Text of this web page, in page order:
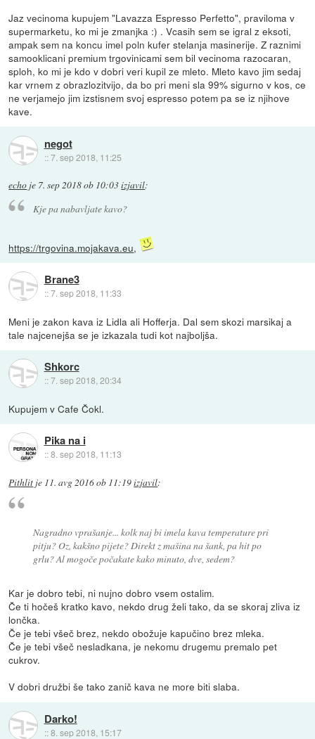
Jaz vecinoma kupujem "Lavazza Espresso Perfetto", praviloma v
supermarketu, ko mi je zmanjka :) . Vcasih sem se igral z eksoti,
ampak sem na koncu imel poln kufer stelanja masinerije. Z raznimi
samooklicani premium trgovinicami sem bil vecinoma razocaran,
sploh, ko mi je kdo v dobri veri kupil ze mleto. Mleto kavo jim sedaj
kar vrnem z obrazlozitvijo, da bo pri meni sla 99% sigurno v kos, ce
ne verjamejo jim izstisnem svoj espresso potem pa se iz njihove
kave.
negot
::7. sep 2018, 11:25
echo je 7. sep 2018 ob 10:03izjavil:
Kje pa nabavljate kavo?
https://trgovina.mojakava.eu,
Brane3
::7. sep 2018, 11:33
Meni je zakon kava iz Lidla ali Hofferja. Dal sem skozi marsikaj a
tale najcenejša se je izkazala tudi kot najboljša.
Shkorc
::7. sep 2018, 20:34
Kupujem v Cafe Čokl.
Pika na i
::8. sep 2018, 11:13
Pithlit je 11. avg 2016 ob 11:19izjavil:
Nagradno vprašanje... kolk naj bi imela kava temperature pri
pitju? Oz, kakšno pijete? Direkt z mašina na šank, pa hit po
grlu? Al mogoče počakate kako minuto, dve, sedem?
Kar je dobro tebi, ni nujno dobro vsem ostalim.
Če ti hočeš kratko kavo, nekdo drug želi tako, da se skoraj zliva iz
lončka.
Če je tebi všeč brez, nekdo obožuje kapučino brez mleka.
Če je tebi všeč nesladkana, je nekomu drugemu premalo pet
cukrov.
V dobri družbi še tako zanič kava ne more biti slaba.
Darko!
::8. sep 2018, 15:17